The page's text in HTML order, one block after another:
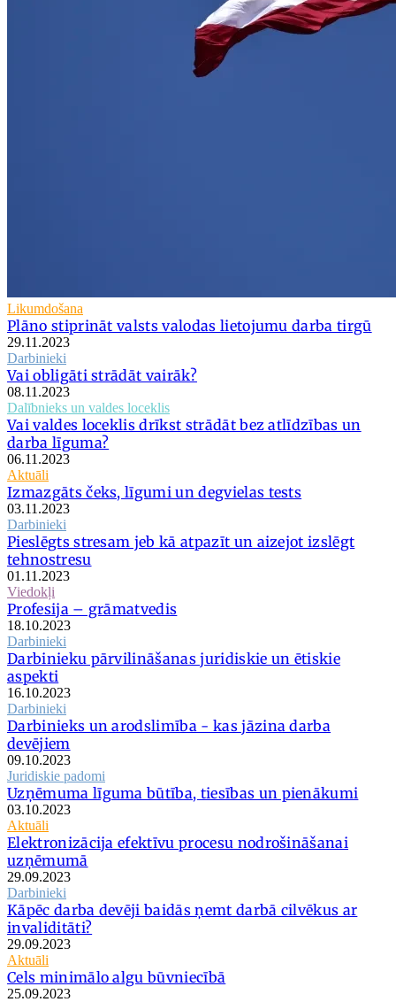
Likumdošana
Plāno stiprināt valsts valodas lietojumu darba tirgū
29.11.2023
Darbinieki
Vai obligāti strādāt vairāk?
08.11.2023
Dalībnieks un valdes loceklis
Vai valdes loceklis drīkst strādāt bez atlīdzības un
darba līguma?
06.11.2023
Aktuāli
Izmazgāts čeks, līgumi un degvielas tests
03.11.2023
Darbinieki
Pieslēgts stresam jeb kā atpazīt un aizejot izslēgt
tehnostresu
01.11.2023
Viedokļi
Profesija – grāmatvedis
18.10.2023
Darbinieki
Darbinieku pārvilināšanas juridiskie un ētiskie
aspekti
16.10.2023
Darbinieki
Darbinieks un arodslimība - kas jāzina darba
devējiem
09.10.2023
Juridiskie padomi
Uzņēmuma līguma būtība, tiesības un pienākumi
03.10.2023
Aktuāli
Elektronizācija efektīvu procesu nodrošināšanai
uzņēmumā
29.09.2023
Darbinieki
Kāpēc darba devēji baidās ņemt darbā cilvēkus ar
invaliditāti?
29.09.2023
Aktuāli
Cels minimālo algu būvniecībā
25.09.2023